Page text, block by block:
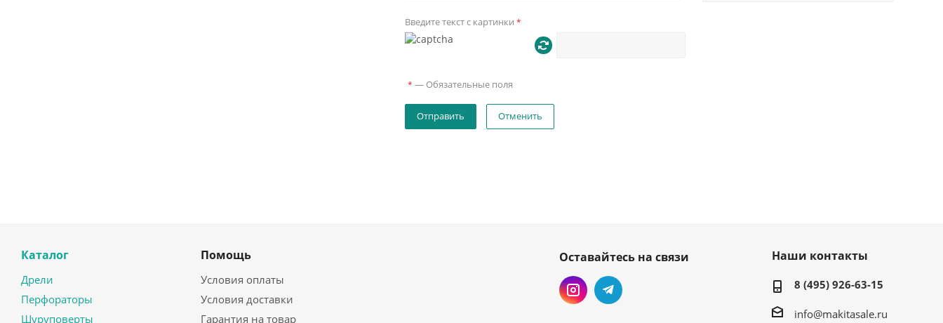
Введите текст с картинки *
* — Обязательные поля
Отменить
Каталог
Дрели
Перфораторы
Шуруповерты
Помощь
Условия оплаты
Условия доставки
Гарантия на товар
Оставайтесь на связи Наши контакты
8 (495) 926-63-15
info@makitasale.ru